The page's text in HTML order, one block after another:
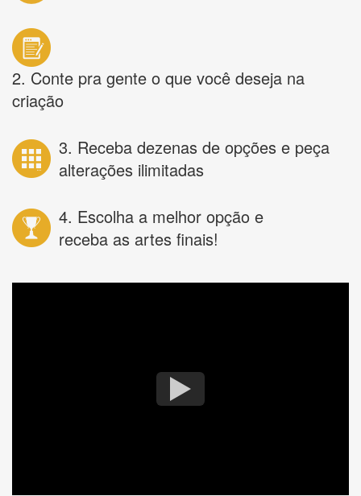
2. Conte pra gente o que você deseja na
criação
3. Receba dezenas de opções e peça
alterações ilimitadas
4. Escolha a melhor opção e
receba as artes finais!